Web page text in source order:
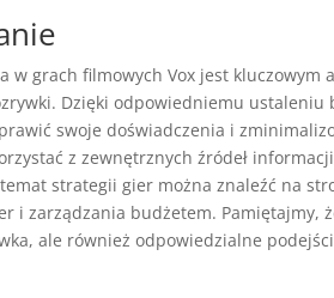
w grach filmowych Vox jest kluczowym
Dzięki odpowiedniemu
swoje doświadczenia i
z zewnętrznych źródeł
strategii gier można znaleźć na
i zarządzania budżetem. Pamiętajmy,
ale również odpowiedzialne